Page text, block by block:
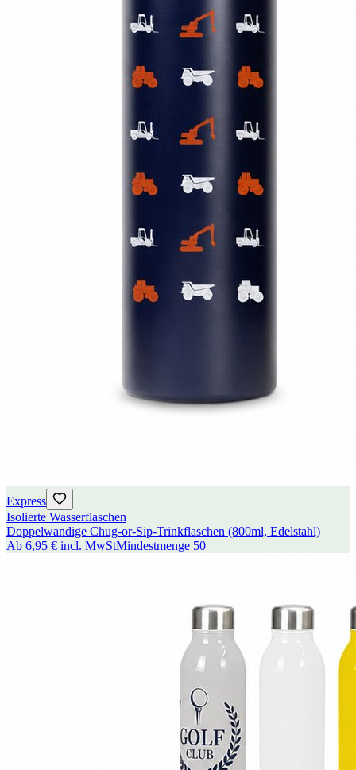
Express
Isolierte Wasserflaschen
Doppelwandige Chug-or-Sip-Trinkflaschen (800ml, Edelstahl)
Ab 6,95 € incl. MwStMindestmenge 50